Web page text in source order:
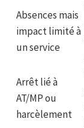
Absences mais
impact limité à
un service
Arrêt lié à
AT/MP ou
harcèlement